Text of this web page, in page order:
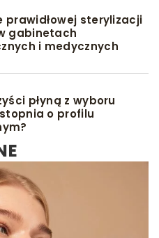
prawidłowej sterylizacji
gabinetach
i medycznych
płyną z wyboru
o profilu